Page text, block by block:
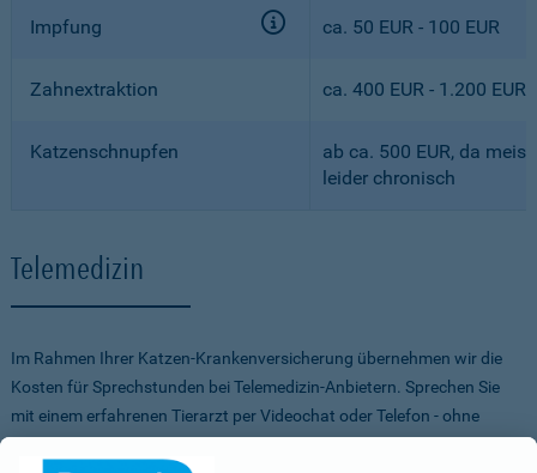
Impfung ca. 50 EUR - 100 EUR
Zahnextraktion ca. 400 EUR - 1.200 EUR
Katzenschnupfen
ab ca. 500 EUR, da
leider chronisch
Telemedizin
Im Rahmen Ihrer Katzen-Krankenversicherung übernehmen wir die
Kosten für Sprechstunden bei Telemedizin-Anbietern. Sprechen Sie
mit einem erfahrenen Tierarzt per Videochat oder Telefon - ohne
Stress für Sie und Ihr Tier.